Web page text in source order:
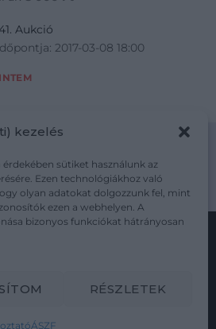
kezelés
sütiket használunk az
Ezen technológiákhoz való
olyan adatokat dolgozzunk fel, mint
ezen a webhelyen. A
bizonyos funkciókat hátrányosan
RÉSZLETEK
ÁSZF
41. Aukció
2017-03-08 18:00